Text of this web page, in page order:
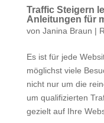
Traffic Steigern
Anleitungen für
von Janina Braun |
Es ist für jede
möglichst viele
nicht nur um die
um qualifizierten
gezielt auf Ihre